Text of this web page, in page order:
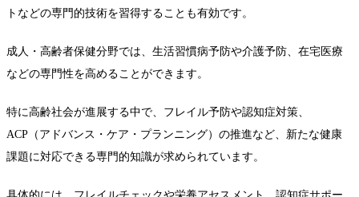
トなどの専門的技術を習得することも有効です。
成人・高齢者保健分野では、生活習慣病予防や介護予防、在宅医療
などの専門性を高めることができます。
特に高齢社会が進展する中で、フレイル予防や認知症対策、
ACP（アドバンス・ケア・プランニング）の推進など、新たな健康
課題に対応できる専門的知識が求められています。